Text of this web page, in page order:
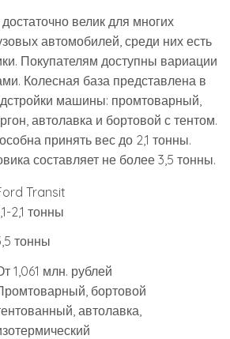
велик для многих
автомобилей, среди них есть
Покупателям доступны вариации
Колесная база представлена в
машины: промтоварный,
автолавка и бортовой с тентом.
принять вес до 2,1 тонны.
составляет не более 3,5 тонны.
Transit
2,1 тонны
тонны
1,061 млн. рублей
бортовой
автолавка,